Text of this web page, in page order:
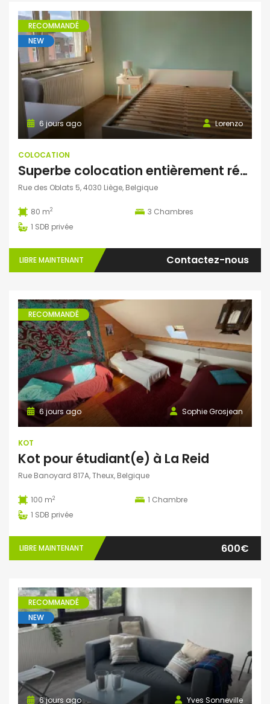
RECOMMANDÉ
NEW
Lorenzo
6 jours ago
COLOCATION
Superbe colocation entièrement rénovée à Grivegnée (Liège)
Rue des Oblats 5, 4030 Liège, Belgique
80 m2 3 Chambres
1 SDB privée
LIBRE MAINTENANT Contactez-nous
RECOMMANDÉ
Sophie Grosjean
6 jours ago
KOT
Kot pour étudiant(e) à La Reid
Rue Banoyard 817A, Theux, Belgique
100 m2 1 Chambre
1 SDB privée
LIBRE MAINTENANT 600€
RECOMMANDÉ
NEW
Yves Sonneville
6 jours ago